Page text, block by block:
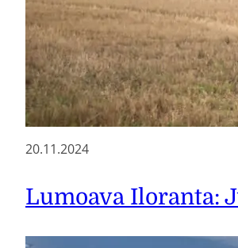
20.11.2024
Lumoava Iloranta: